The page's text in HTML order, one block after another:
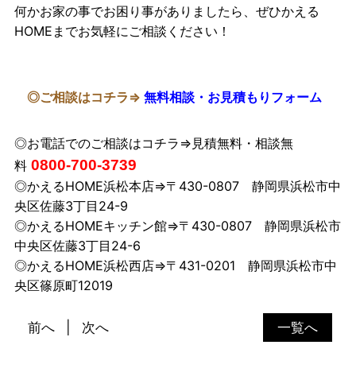
何かお家の事でお困り事がありましたら、ぜひかえる
HOMEまでお気軽にご相談ください！
◎ご相談はコチラ⇒無料相談・お見積もりフォーム
◎お電話でのご相談はコチラ⇒見積無料・相談無
料 0800-700-3739
◎かえるHOME浜松本店⇒〒430-0807 静岡県浜松市中
央区佐藤3丁目24-9
◎かえるHOMEキッチン館⇒〒430-0807 静岡県浜松市
中央区佐藤3丁目24-6
◎かえるHOME浜松西店⇒〒431-0201 静岡県浜松市中
央区篠原町12019
一覧へ
前へ 次へ